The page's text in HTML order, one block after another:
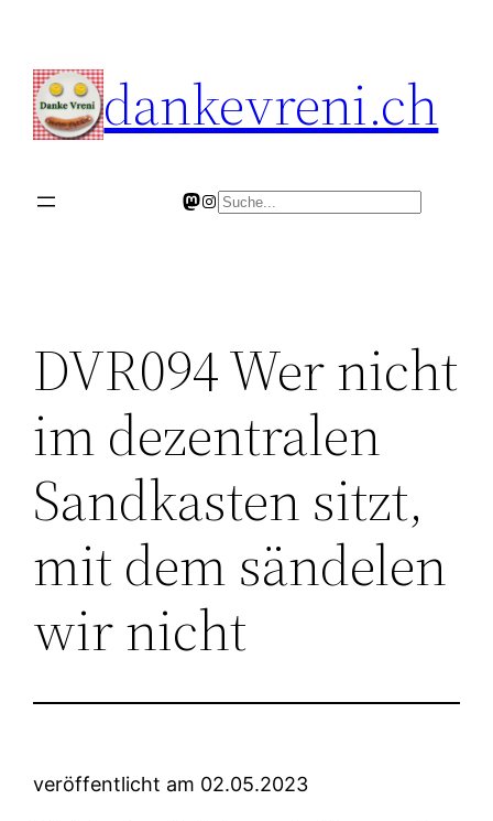
content
dankevreni.ch
Mastodon
Instagram
Search
DVR094 Wer nicht
im dezentralen
Sandkasten sitzt,
mit dem sändelen
wir nicht
veröffentlicht am 02.05.2023